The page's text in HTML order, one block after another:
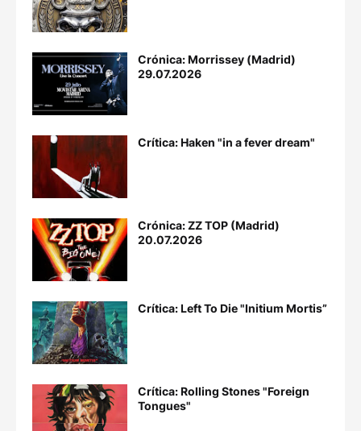
Crónica: Morrissey (Madrid)
29.07.2026
Crítica: Haken "in a fever dream"
Crónica: ZZ TOP (Madrid)
20.07.2026
Crítica: Left To Die "Initium Mortis”
Crítica: Rolling Stones "Foreign
Tongues"